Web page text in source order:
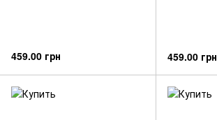
459.00 грн 459.00 грн